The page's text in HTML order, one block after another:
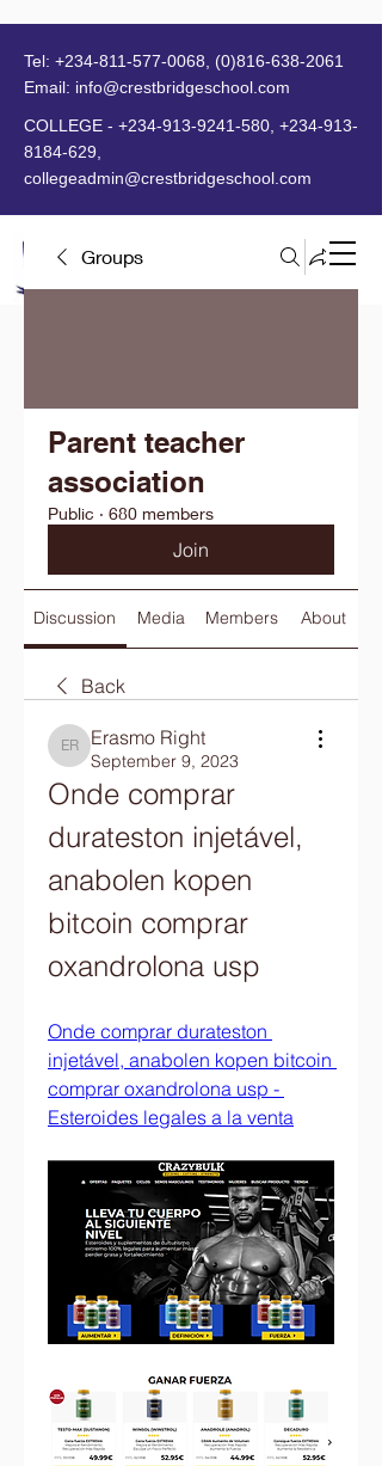
MENU
Tel: +234-811-577-0068
(0)816-638-2061
Email: info@crestbridgeschool.com
COLLEGE - +234-913-9241-580 +234-913-
8184-629
collegeadmin@crestbridgeschool.com
Groups
Parent teacher
association
Public · 680 members
Join
Discussion Media Members About
Back
Erasmo Right
Erasmo Right
September 9, 2023
Onde comprar
durateston injetável,
anabolen kopen
bitcoin comprar
oxandrolona usp
Onde comprar durateston
injetável, anabolen kopen bitcoin
comprar oxandrolona usp -
Esteroides legales a la venta